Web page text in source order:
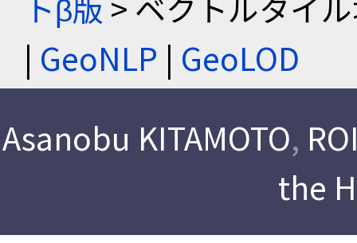
| GeoNLP | GeoLOD
Asanobu KITAMOTO,
the